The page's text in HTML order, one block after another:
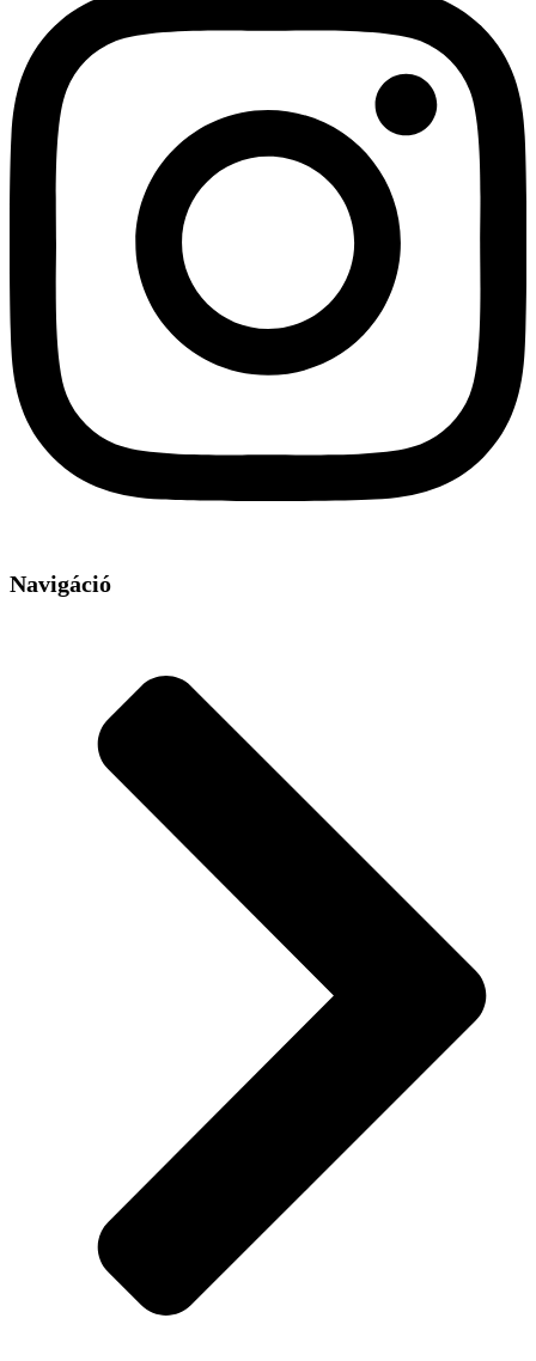
Navigáció